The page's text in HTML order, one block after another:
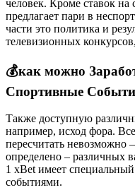
человек. Кроме ставок
предлагает пари в
части это политика и
телевизионных
💰как можно
Спортивные
Также доступную
например, исход фора.
пересчитать невозможно
определено – различных
1 xBet имеет
событиями.